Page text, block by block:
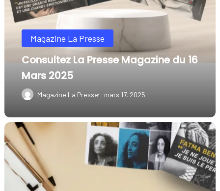
Magazine
Magazine La Presse
Consultez La Presse Magazine du 16
Mars 2025
Magazine La Presse mars 17, 2025
Consultez
La
Presse
Magazine